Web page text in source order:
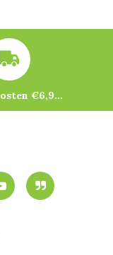
Verzendkosten €6,95 – gratis bij je eerste bestelling vanaf €200